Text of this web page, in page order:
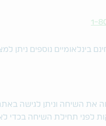
1-
בינלאומיים נוספים ניתן
את השיחה וניתן לגישה